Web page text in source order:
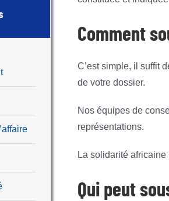
Comment
C’est simple, il suffit
de votre dossier.
Nos équipes de
représentations.
La solidarité
Qui peut